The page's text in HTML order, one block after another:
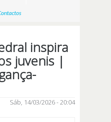
inspira
juvenis |
Sáb, 14/03/2026 - 20:04